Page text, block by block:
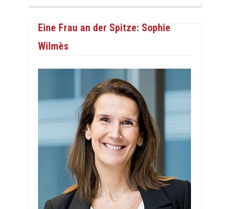
Eine Frau an der Spitze: Sophie
Wilmès